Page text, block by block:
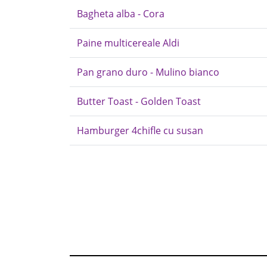
Bagheta alba - Cora
Paine multicereale Aldi
Pan grano duro - Mulino bianco
Butter Toast - Golden Toast
Hamburger 4chifle cu susan